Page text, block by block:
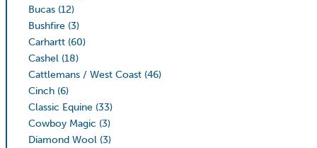
Bucas (12)
Bushfire (3)
Carhartt (60)
Cashel (18)
Cattlemans / West Coast (46)
Cinch (6)
Classic Equine (33)
Cowboy Magic (3)
Diamond Wool (3)